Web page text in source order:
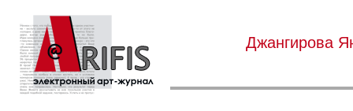
Джангирова